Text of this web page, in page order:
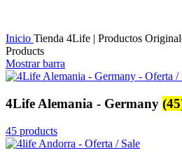
Inicio Tienda 4Life | Productos
Products
Mostrar barra
4Life Alemania - Germany
45 products